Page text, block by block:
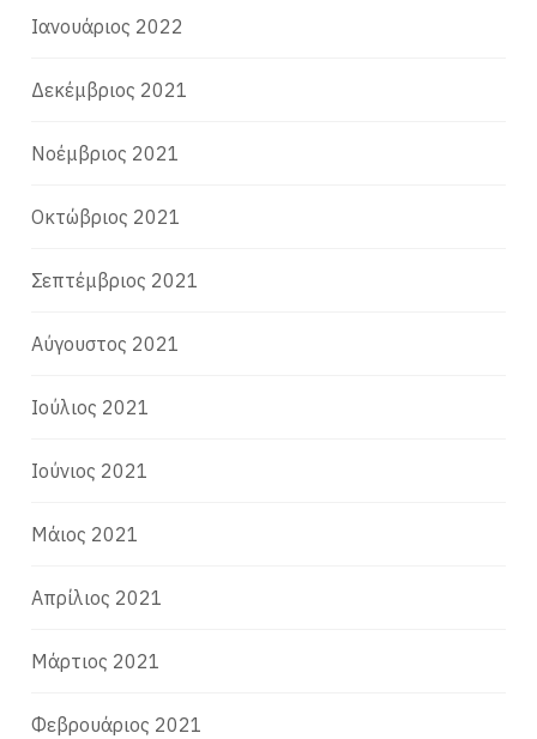
Ιανουάριος 2022
Δεκέμβριος 2021
Νοέμβριος 2021
Οκτώβριος 2021
Σεπτέμβριος 2021
Αύγουστος 2021
Ιούλιος 2021
Ιούνιος 2021
Μάιος 2021
Απρίλιος 2021
Μάρτιος 2021
Φεβρουάριος 2021